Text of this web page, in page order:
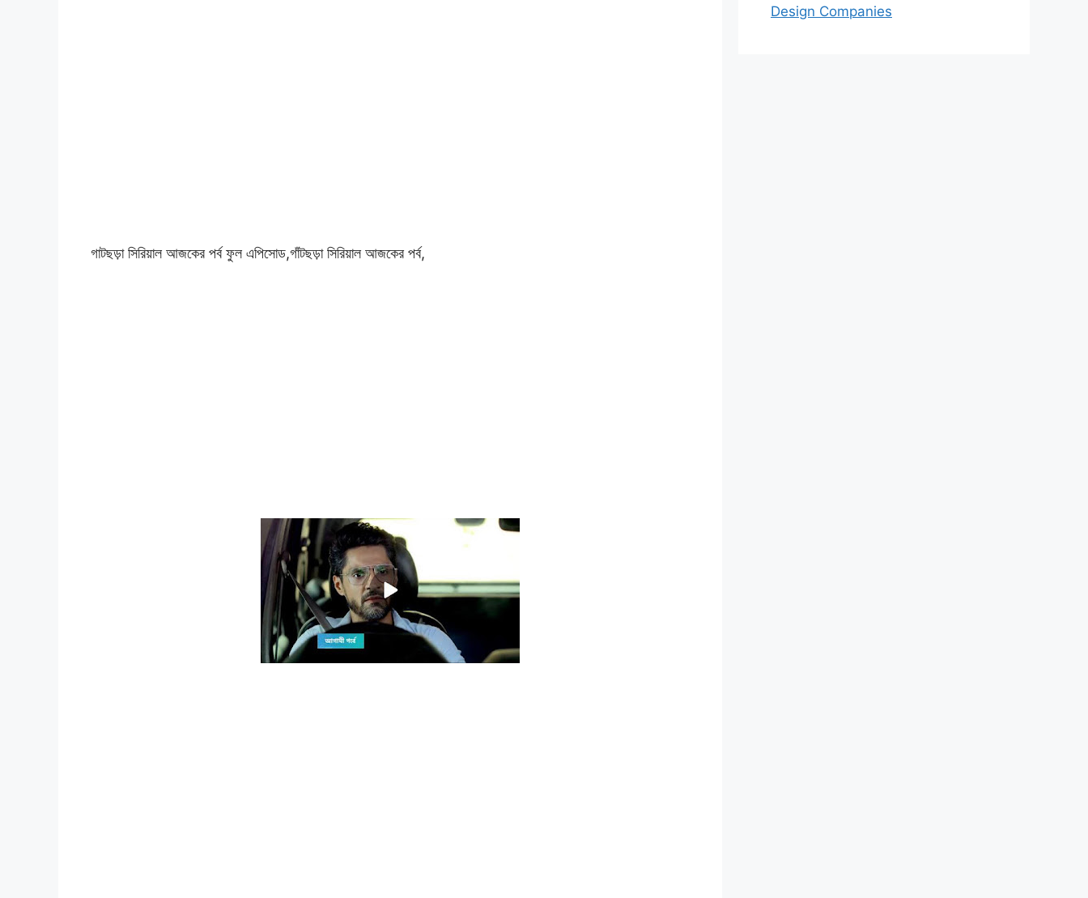
গাটছড়া সিরিয়াল আজকের পর্ব ফুল এপিসোড,গাঁটছড়া সিরিয়াল আজকের পর্ব,
Design Companies